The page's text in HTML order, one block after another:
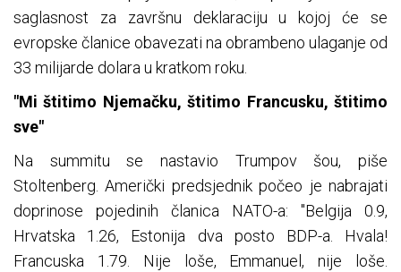
saglasnost za završnu deklaraciju u kojoj će se
evropske članice obavezati na obrambeno ulaganje od
33 milijarde dolara u kratkom roku.
"Mi štitimo Njemačku, štitimo Francusku, štitimo
sve"
Na summitu se nastavio Trumpov šou, piše
Stoltenberg. Američki predsjednik počeo je nabrajati
doprinose pojedinih članica NATO-a: "Belgija 0.9,
Hrvatska 1.26, Estonija dva posto BDP-a. Hvala!
Francuska 1.79. Nije loše, Emmanuel, nije loše.